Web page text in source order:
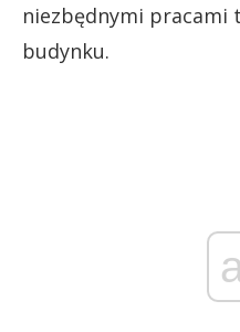
niezbędnymi pracami
budynku.